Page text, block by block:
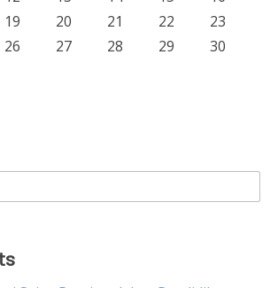
19 20 21 22
23
26 27 28 29
30